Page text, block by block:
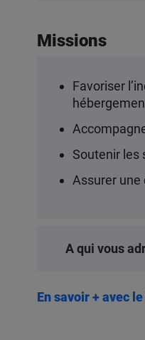
Missions
Favoriser
Soutenir les
Assurer
A qui vous
En savoir + avec